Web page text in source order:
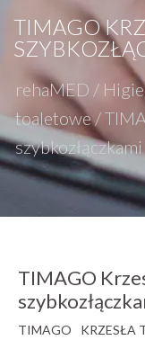
TIMAGO
rehaMED /
toaletowe /
TIMAGO
TIMAGO KRZESŁA